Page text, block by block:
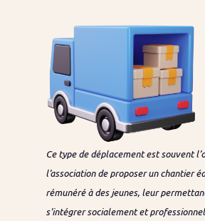
Ce type de déplacement est souvent
l’association de proposer un chantier
rémunéré à des jeunes, leur
s’intégrer socialement et